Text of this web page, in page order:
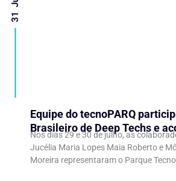
Equipe do tecnoPARQ
Brasileiro de Deep Techs e
debates sobre políticas para
científica
Nos dias 29 e 30 de julho, as
Jucélia Maria Lopes Maia Roberto e
Moreira representaram o Parque